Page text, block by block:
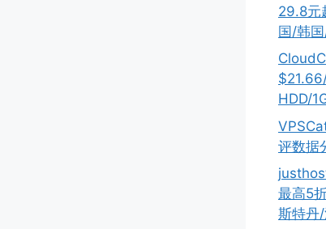
29.8元
国/韩
HDD/
评数据
最高5
斯特丹